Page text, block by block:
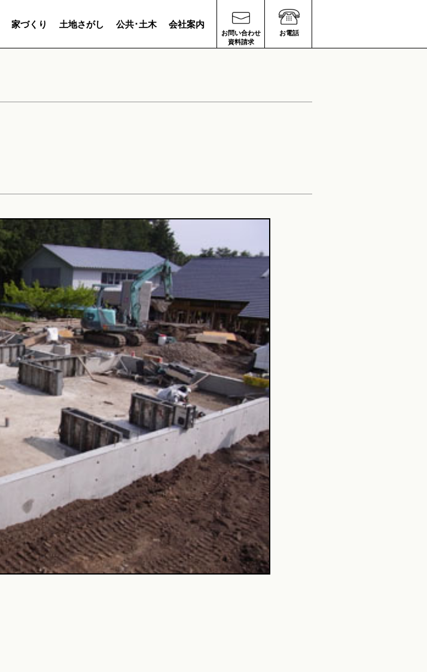
家づくり 土地さがし 公共･土木 会社案内
お問い合わせ
資料請求
お電話